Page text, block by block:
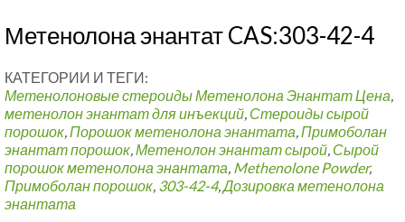
Метенолона энантат CAS:303-42-4
КАТЕГОРИИ И ТЕГИ:
Метенолоновые стероидыМетенолона Энантат Цена,
метенолон энантат для инъекций, Стероиды сырой
порошок,Порошок метенолона энантата,Примоболан
энантат порошок,Метенолон энантат сырой, Сырой
порошок метенолона энантата, Methenolone Powder,
Примоболан порошок, 303-42-4,Дозировка метенолона
энантата